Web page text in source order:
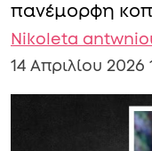
πανέμορφη
Nikoleta
14 Απριλίου 2026